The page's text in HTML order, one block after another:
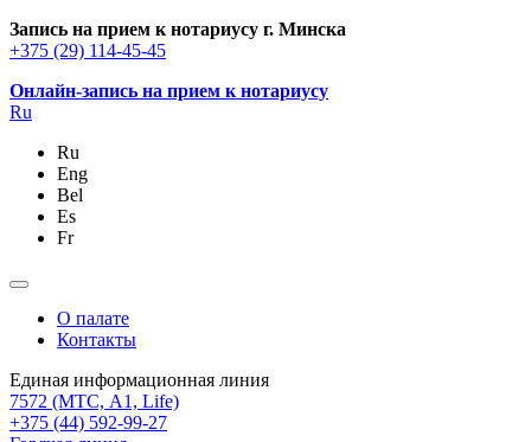
Запись на прием к нотариусу г. Минска
+375 (29) 114-45-45
Онлайн-запись на прием к нотариусу
Ru
Ru
Eng
Bel
Es
Fr
О палате
Контакты
Единая информационная линия
7572 (МТС, A1, Life)
+375 (44) 592-99-27